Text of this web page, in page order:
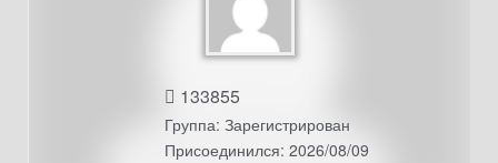
133855
Группа: Зарегистрирован
Присоединился: 2026/08/09